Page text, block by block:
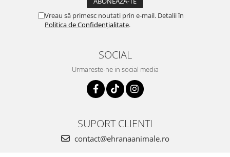
Vreau să primesc noutati prin e-mail. Detalii în
Politica de Confidențialitate.
SOCIAL
Urmareste-ne in social media
SUPORT CLIENTI
contact@ehranaanimale.ro